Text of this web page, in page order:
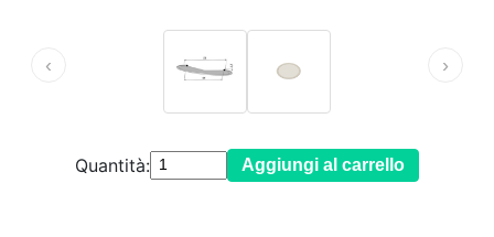
‹ ›
Quantità: Aggiungi al carrello